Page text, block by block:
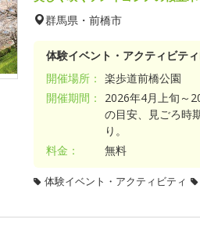
群馬県・前橋市
体験イベント・アクティビテ
開催場所： 楽歩道前橋公園
開催期間：
2026年4月上旬～
の目安、見ごろ時
り。
料金：
無料
体験イベント・アクティビティ